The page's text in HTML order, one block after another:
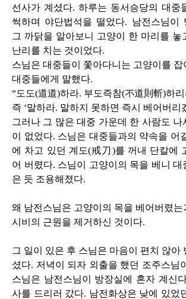
선사가 계셨다. 하루는 동서승당의 대중
썩하며 야단법석을 떨었다. 남전스님이
그 까닭을 알아보니 고양이 한 마리를 놓
난리를 치는 것이었다.
스님은 대중들이 쫓아다니는 고양이를 잡
대중들에게 말했다.
“도도(道道)하라. 부도즉참(不道則斬)하
즉 ‘말하라. 말하지 못하면 즉시 베어버리
그러나 그 많은 대중 가운데 한 사람도
이 없었다. 스님은 대중들과의 약속을 어
에 차고 있던 계도(戒刀 )를 꺼내 단칼에
어 버렸다. 스님이 고양이의 목을 베니 대
은 듯 조용해졌다.
왜 남전스님은 고양이의 목을 베어버렸는
시비의 근원을 제거하신 것이다.
그 일이 있은 후 스님은 마음이 편치 않아
셨다. 저녁이 되자 외출을 했던 조주스님
스님은 남전스님이 방장실에 혼자 계신
사를 드리러 갔다. 남전화상은 낮에 있었